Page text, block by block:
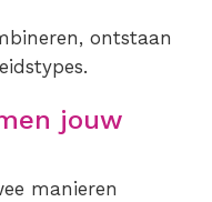
ontstaan
jouw
manieren